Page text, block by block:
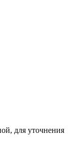
для уточнения